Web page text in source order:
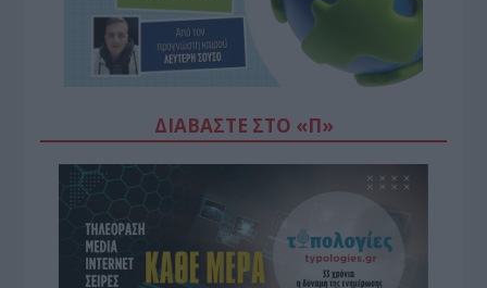
ΔΙΑΒΆΣΤΕ ΣΤΟ «Π»